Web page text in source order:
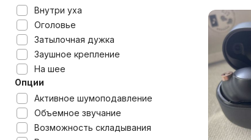
Внутри уха
Оголовье
Затылочная дужка
Заушное крепление
На шее
Опции
Активное шумоподавление
Объемное звучание
Возможность складывания